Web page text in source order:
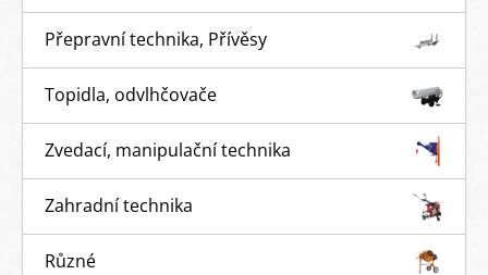
Přepravní technika, Přívěsy
Topidla, odvlhčovače
Zvedací, manipulační technika
Zahradní technika
Různé